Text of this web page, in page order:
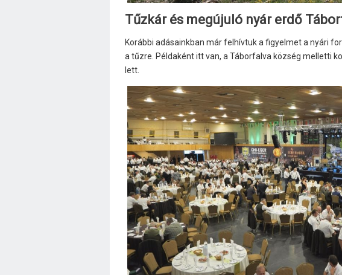
Tűzkár és megújuló nyár erdő
Korábbi adásainkban már felhívtuk a figyelmet a nyári
a tűzre. Példaként itt van, a Táborfalva község melletti
lett.